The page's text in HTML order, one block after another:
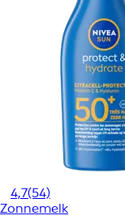
4,7(54)
Zonnemelk